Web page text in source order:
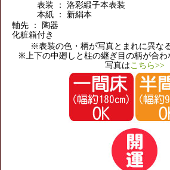
表装 ： 洛彩緞子本表装
本紙 ： 新絹本
軸先 ： 陶器
化粧箱付き
※表装の色・柄が写真とまれに異な
※上下の中廻しと柱の継ぎ目の柄が合わ
写真はこちら>>